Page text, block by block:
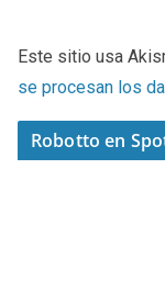
Este sitio usa
se procesan los
Robotto en